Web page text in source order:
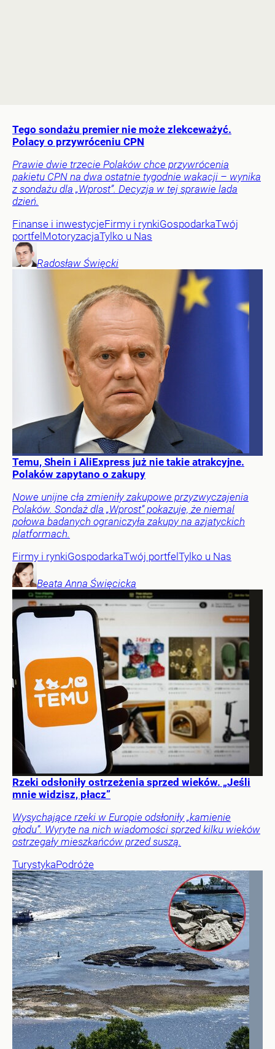
Tego sondażu premier nie może zlekceważyć.
Polacy o przywróceniu CPN
Prawie dwie trzecie Polaków chce przywrócenia
pakietu CPN na dwa ostatnie tygodnie wakacji – wynika
z sondażu dla „Wprost”. Decyzja w tej sprawie lada
dzień.
Finanse i inwestycjeFirmy i rynkiGospodarkaTwój
portfelMotoryzacjaTylko u Nas
Radosław Święcki
Temu, Shein i AliExpress już nie takie atrakcyjne.
Polaków zapytano o zakupy
Nowe unijne cła zmieniły zakupowe przyzwyczajenia
Polaków. Sondaż dla „Wprost” pokazuje, że niemal
połowa badanych ograniczyła zakupy na azjatyckich
platformach.
Firmy i rynkiGospodarkaTwój portfelTylko u Nas
Beata Anna Święcicka
Rzeki odsłoniły ostrzeżenia sprzed wieków. „Jeśli
mnie widzisz, płacz”
Wysychające rzeki w Europie odsłoniły „kamienie
głodu”. Wyryte na nich wiadomości sprzed kilku wieków
ostrzegały mieszkańców przed suszą.
TurystykaPodróże